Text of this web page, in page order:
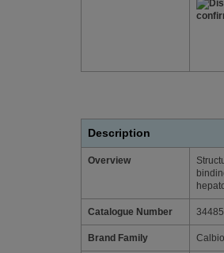
Description
Overview
Catalogue Number
Brand Family